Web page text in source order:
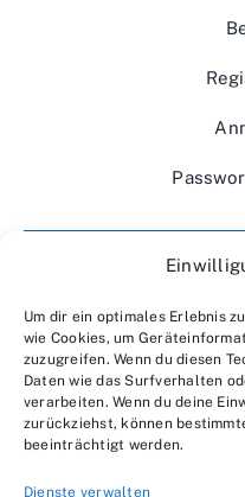
Um dir ein optimales Erlebnis
wie Cookies, um
zuzugreifen. Wenn du diesen
Daten wie das Surfverhalten
verarbeiten. Wenn du deine
zurückziehst, können
beeinträchtigt werden.
Dienste verwalten
Wir